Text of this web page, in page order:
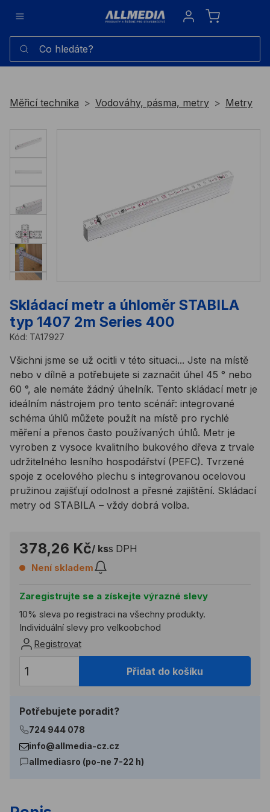
Sign in
Co hledáte?
Měřicí technika Vodováhy, pásma, metry Metry
Skládací metr a úhloměr STABILA
typ 1407 2m Series 400
Kód: TA17927
Všichni jsme se už ocitli v této situaci... Jste na místě
nebo v dílně a potřebujete si zaznačit úhel 45 ° nebo
60 °, ale nemáte žádný úhelník. Tento skládací metr je
ideálním nástrojem pro tento scénář: integrované
schéma úhlů můžete použít na místě pro rychlé
měření a přenos často používaných úhlů. Metr je
vyroben z vysoce kvalitního bukového dřeva z trvale
udržitelného lesního hospodářství (PEFC). Tvrzené
spoje z ocelového plechu s integrovanou ocelovou
pružinou zajišťují odolnost a přesné zajištění. Skládací
metry od STABILA – vždy dobrá volba.
378,26 Kč/ kss DPH
Není skladem
Zaregistrujte se a získejte výrazné slevy
10% sleva po registraci na všechny produkty.
Individuální slevy pro velkoobchod
Registrovat
Přidat do košíku
Potřebujete poradit?
724 944 078
info@allmedia-cz.cz
allmediasro (po-ne 7-22 h)